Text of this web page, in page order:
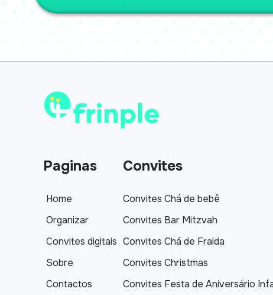
Paginas
Home
Organizar
Convites digitais
Sobre
Contactos
Convites
Convites Chá de bebê
Convites Bar Mitzvah
Convites Chá de Fralda
Convites Christmas
Convites Festa de Aniversário